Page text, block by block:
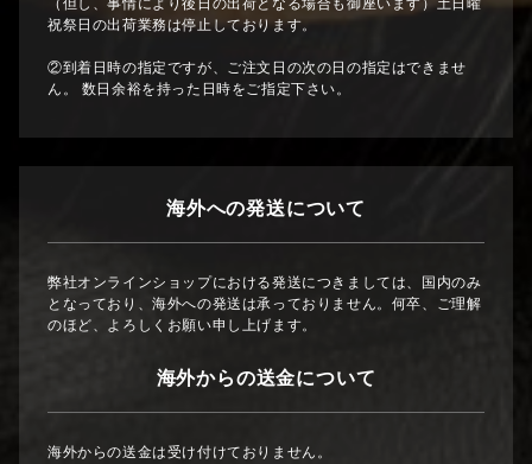
（但し、事情により後日の出荷となる場合も御座います）土日曜
祝祭日の出荷業務は停止しております。
②到着日時の指定ですが、ご注文日の次の日の指定はできませ
ん。 数日余裕を持った日時をご指定下さい。
海外への発送について
弊社オンラインショップにおける発送につきましては、国内のみ
となっており、海外への発送は承っておりません。何卒、ご理解
のほど、よろしくお願い申し上げます。
海外からの送金について
海外からの送金は受け付けておりません。